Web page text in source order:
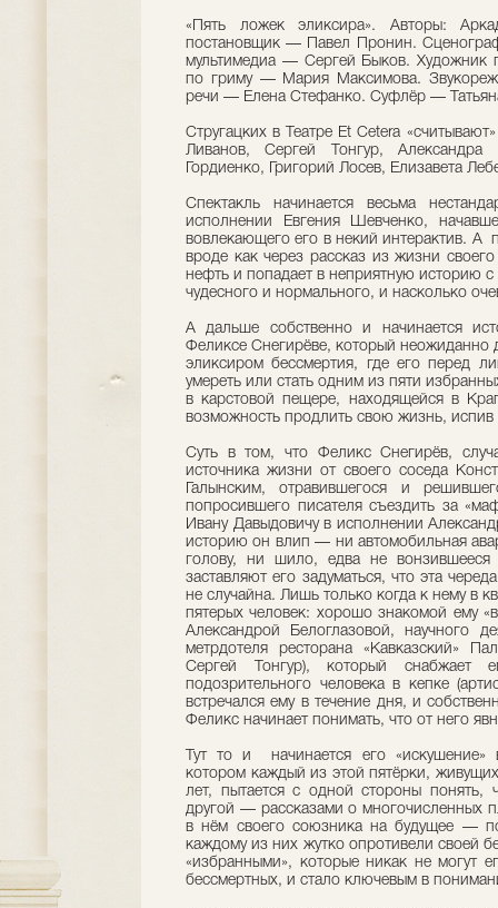
«Пять ложек эликсира». Авторы:
постановщик — Павел Пронин.
мультимедиа — Сергей Быков. Художник
по гриму — Мария Максимова.
речи — Елена Стефанко. Суфлёр —
Стругацких в Театре Et Cetera
Ливанов, Сергей Тонгур, Александра
Гордиенко, Григорий Лосев, Елизавета
Спектакль начинается весьма
исполнении Евгения Шевченко,
вовлекающего его в некий интерактив. А
вроде как через рассказ из жизни
нефть и попадает в неприятную историю
чудесного и нормального, и насколько
А дальше собственно и начинается
Феликсе Снегирёве, который неожиданно
эликсиром бессмертия, где его перед
умереть или стать одним из пяти
в карстовой пещере, находящейся в
возможность продлить свою жизнь,
Суть в том, что Феликс Снегирёв,
источника жизни от своего соседа
Галынским, отравившегося и
попросившего писателя съездить за
Ивану Давыдовичу в исполнении
историю он влип — ни автомобильная
голову, ни шило, едва не
заставляют его задуматься, что эта
не случайна. Лишь только когда к нему в
пятерых человек: хорошо знакомой ему
Александрой Белоглазовой, научного
метрдотеля ресторана «Кавказский»
Сергей Тонгур), который
подозрительного человека в кепке
встречался ему в течение дня, и
Феликс начинает понимать, что от него
Тут то и начинается его «искушение»
котором каждый из этой пятёрки,
лет, пытается с одной стороны понять,
другой — рассказами о многочисленных
в нём своего союзника на будущее —
каждому из них жутко опротивели своей
«избранными», которые никак не могут
бессмертных, и стало ключевым в